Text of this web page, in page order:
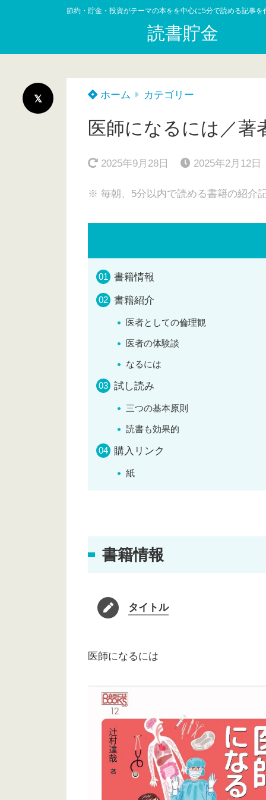
節約・貯金・投資がテーマの本をを中心に5分で読める記事を
読書貯金
ホーム カテゴリー
医師になるには／著
2025年9月28日 2025年2月12日
※ 毎朝、5分以内で読める書籍の紹介
書籍情報
書籍紹介
医者としての倫理観
医者の体験談
なるには
試し読み
三つの基本原則
読書も効果的
購入リンク
紙
書籍情報
タイトル
医師になるには